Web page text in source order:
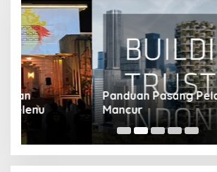
Panduan Pasang Pelapis Anti
Mancur